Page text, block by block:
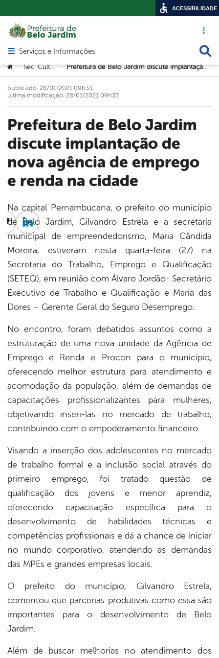
Acesso
Abrir menu principal de navegação
Serviços e Informações
Você está aqui:
> Sec. Cultura > Prefeitura de Belo Jardim discute implantação de nova agência de emprego e renda na cidade
Prefeitura de Belo Jardim
discute implantação de
nova agência de emprego
e renda na cidade
publicado: 28/01/2021 09h33,
última modificação: 28/01/2021 09h33
Na capital Pernambucana, o prefeito do município
de Belo Jardim, Gilvandro Estrela e a secretaria
municipal de empreendedorismo, Maria Cândida
Moreira, estiveram nesta quarta-feira (27) na
Secretaria do Trabalho, Emprego e Qualificação
(SETEQ), em reunião com Álvaro Jordão- Secretário
Executivo de Trabalho e Qualificação e Maria das
Dores – Gerente Geral do Seguro Desemprego.
No encontro, foram debatidos assuntos como a
estruturação de uma nova unidade da Agência de
Emprego e Renda e Procon para o município,
oferecendo melhor estrutura para atendimento e
acomodação da população, além de demandas de
capacitações profissionalizantes para mulheres,
objetivando inseri-las no mercado de trabalho,
contribuindo com o empoderamento financeiro.
Visando a inserção dos adolescentes no mercado
de trabalho formal e a inclusão social através do
primeiro emprego, foi tratado questão de
qualificação dos jovens e menor aprendiz,
oferecendo capacitação específica para o
desenvolvimento de habilidades técnicas e
competências profissionais e dá a chance de iniciar
no mundo corporativo, atendendo as demandas
das MPEs e grandes empresas locais.
O prefeito do município, Gilvandro Estrela,
comentou que parcerias produtivas como essa são
importantes para o desenvolvimento de Belo
Jardim.
Além de buscar melhorias no atendimento dos
TwitterLinkedin
ACESSIBILIDADE